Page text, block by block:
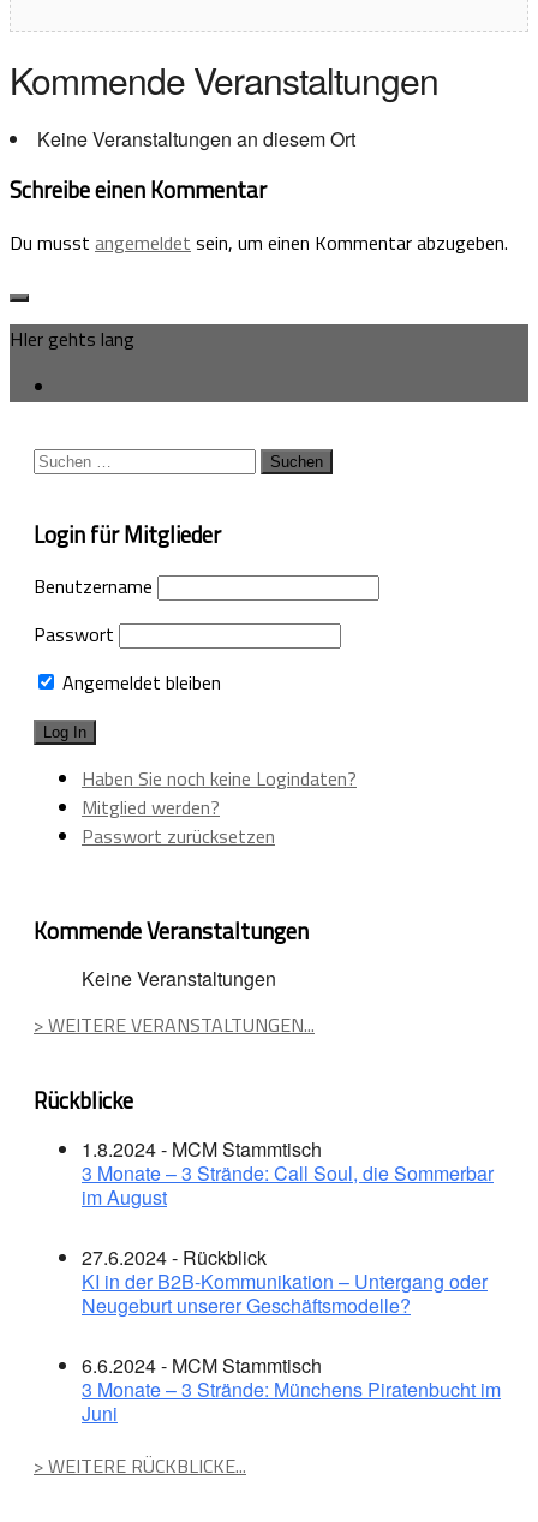
Kommende Veranstaltungen
Keine Veranstaltungen an diesem Ort
Schreibe einen Kommentar
Du musst angemeldet sein, um einen Kommentar abzugeben.
HIer gehts lang
Suchen
Login für Mitglieder
Benutzername
Passwort
Angemeldet bleiben
Haben Sie noch keine Logindaten?
Mitglied werden?
Passwort zurücksetzen
Kommende Veranstaltungen
Keine Veranstaltungen
> WEITERE VERANSTALTUNGEN...
Rückblicke
1.8.2024 - MCM Stammtisch
3 Monate – 3 Strände: Call Soul, die Sommerbar
im August
27.6.2024 - Rückblick
KI in der B2B-Kommunikation – Untergang oder
Neugeburt unserer Geschäftsmodelle?
6.6.2024 - MCM Stammtisch
3 Monate – 3 Strände: Münchens Piratenbucht im
Juni
> WEITERE RÜCKBLICKE...